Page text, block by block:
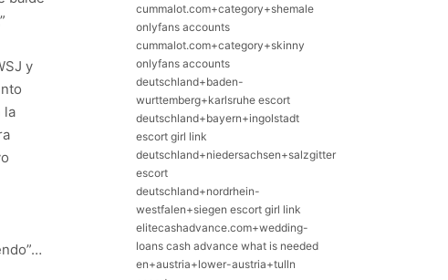
y
la
cummalot.com+category+shemale
onlyfans accounts
cummalot.com+category+skinny
onlyfans accounts
deutschland+baden-
wurttemberg+karlsruhe escort
deutschland+bayern+ingolstadt
escort girl link
deutschland+niedersachsen+salzgitter
escort
deutschland+nordrhein-
westfalen+siegen escort girl link
elitecashadvance.com+wedding-
loans cash advance what is needed
en+austria+lower-austria+tulln